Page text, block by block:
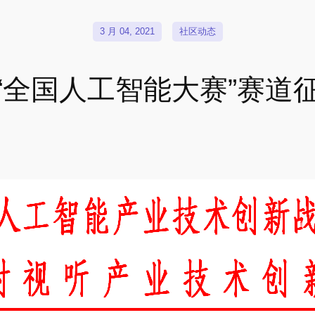
3 月 04, 2021 社区动态
国人工智能大赛”赛道